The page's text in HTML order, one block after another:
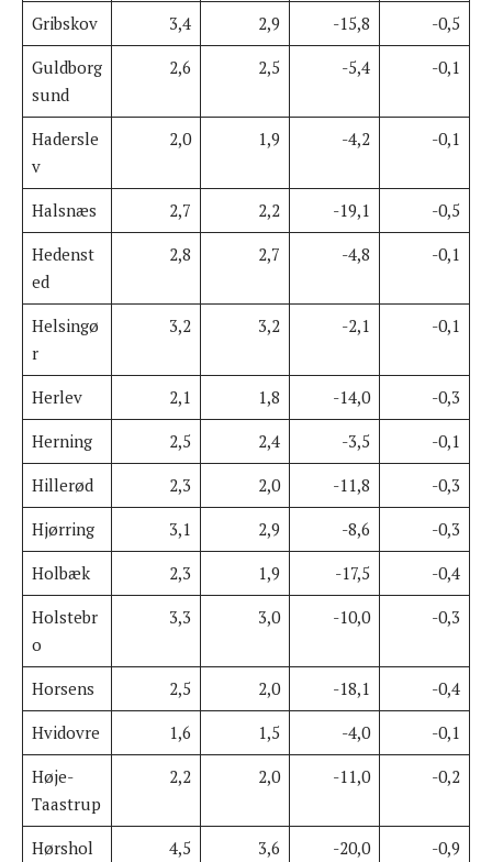
Gribskov
3,4 2,9 -15,8
-0,5
Guldborg
sund
2,6 2,5 -5,4 -0,1
Hadersle
v
2,0 1,9 -4,2 -0,1
Halsnæs 2,7 2,2 -19,1
-0,5
Hedenst
ed
2,8 2,7 -4,8 -0,1
Helsingø
r
3,2 3,2 -2,1 -0,1
Herlev 2,1 1,8 -14,0
-0,3
Herning
2,5 2,4 -3,5
-0,1
Hillerød
2,3 2,0 -11,8
-0,3
Hjørring
3,1 2,9 -8,6
-0,3
Holbæk
2,3 1,9 -17,5
-0,4
Holstebr
o
3,3 3,0 -10,0 -0,3
Horsens 2,5 2,0 -18,1
-0,4
Hvidovre
1,6 1,5 -4,0
-0,1
Høje-
Taastrup
2,2 2,0 -11,0 -0,2
Hørshol
4,5 3,6 -20,0 -0,9